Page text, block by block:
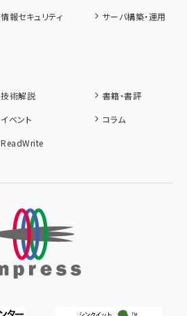
情報セキュリティ
サーバ構築・運用
技術解説
書籍・書評
イベント
コラム
ReadWrite